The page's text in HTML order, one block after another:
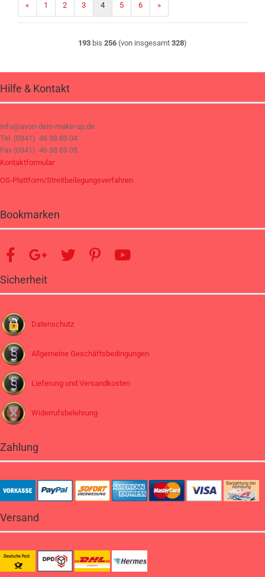
« 1 2 3 4 5 6 »
193 bis 256 (von insgesamt 328)
Hilfe & Kontakt
info@avon-dein-make-up.de
Tel. (0341) 46 38 83 04
Fax (0341) 46 38 83 05
Kontaktformular
OS-Plattform/Streitbeilegungsverfahren
Bookmarken
Sicherheit
Datenschutz
Allgemeine Geschäftsbedingungen
Lieferung und Versandkosten
Widerrufsbelehrung
Zahlung
Versand